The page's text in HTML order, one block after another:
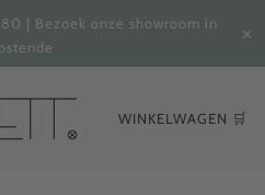
| Bezoek onze showroom in
✕
WINKELWAGEN 🛒